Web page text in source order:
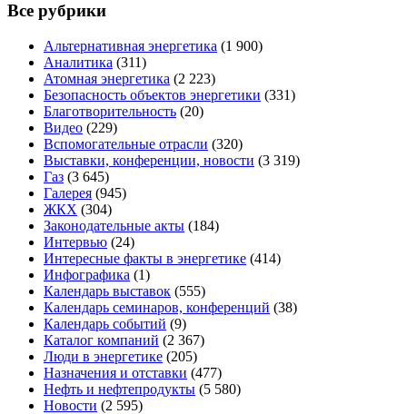
Все рубрики
Альтернативная энергетика (1 900)
Аналитика (311)
Атомная энергетика (2 223)
Безопасность объектов энергетики (331)
Благотворительность (20)
Видео (229)
Вспомогательные отрасли (320)
Выставки, конференции, новости (3 319)
Газ (3 645)
Галерея (945)
ЖКХ (304)
Законодательные акты (184)
Интервью (24)
Интересные факты в энергетике (414)
Инфографика (1)
Календарь выставок (555)
Календарь семинаров, конференций (38)
Календарь событий (9)
Каталог компаний (2 367)
Люди в энергетике (205)
Назначения и отставки (477)
Нефть и нефтепродукты (5 580)
Новости (2 595)